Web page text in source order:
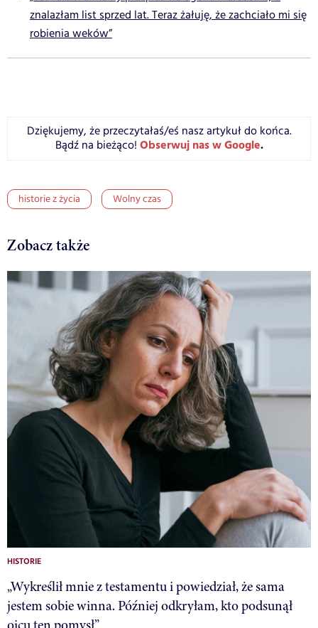
znalazłam list sprzed lat. Teraz żałuję, że zachciało mi się
robienia weków”
Dziękujemy, że przeczytałaś/eś nasz artykuł do końca.
Bądź na bieżąco! Obserwuj nas w Google.
historie z życia Wolny czas
Zobacz także
HISTORIE
„Wykreślił mnie z testamentu i powiedział, że sama
jestem sobie winna. Później odkryłam, kto podsunął